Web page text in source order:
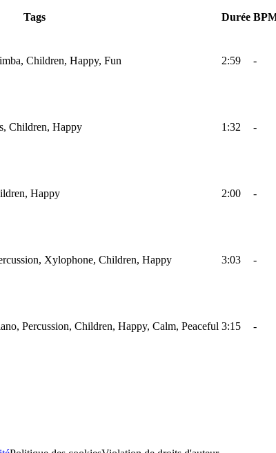
Tags Durée
Children, Happy, Fun 2:59 -
Children, Happy 1:32 -
Happy 2:00 -
Xylophone, Children, Happy 3:03 -
Percussion, Children, Happy, Calm, Peaceful 3:15 -